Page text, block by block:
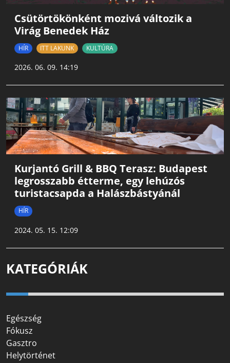
Csütörtökönként mozivá változik a
Virág Benedek Ház
HÍR ITT LAKUNK KULTÚRA
2026. 06. 09. 14:19
Kurjantó Grill & BBQ Terasz: Budapest
legrosszabb étterme, egy lehúzós
turistacsapda a Halászbástyánál
HÍR
2024. 05. 15. 12:09
KATEGÓRIÁK
Egészség
Fókusz
Gasztro
Helytörténet